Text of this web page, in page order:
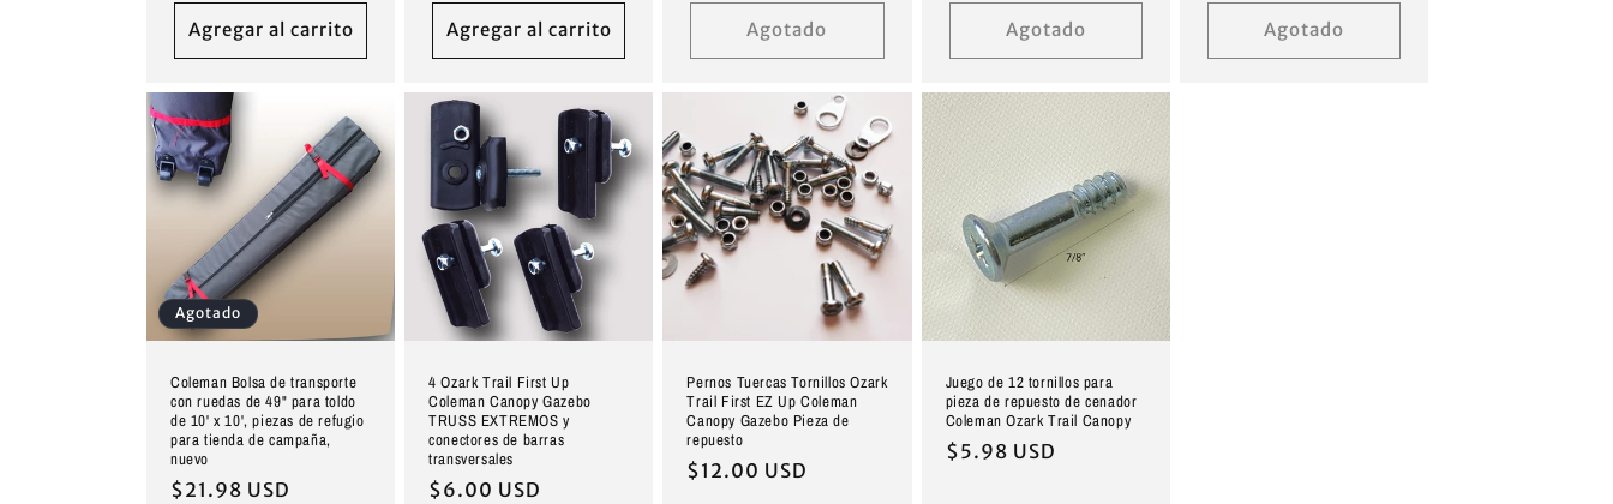
Agregar al carrito Agregar al carrito Agotado Agotado Agotado
Agotado
Coleman Bolsa de transporte
con ruedas de 49" para toldo
de 10' x 10', piezas de refugio
para tienda de campaña,
nuevo
Precio
$21.98 USD
4 Ozark Trail First Up
Coleman Canopy Gazebo
TRUSS EXTREMOS y
conectores de barras
transversales
Precio
$6.00 USD
Pernos Tuercas Tornillos Ozark
Trail First EZ Up Coleman
Canopy Gazebo Pieza de
repuesto
Precio
$12.00 USD
Juego de 12 tornillos para
pieza de repuesto de cenador
Coleman Ozark Trail Canopy
Precio
$5.98 USD